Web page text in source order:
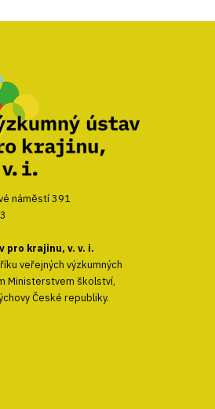
náměstí 391
pro krajinu, v. v. i.
veřejných výzkumných
Ministerstvem školství,
České republiky.